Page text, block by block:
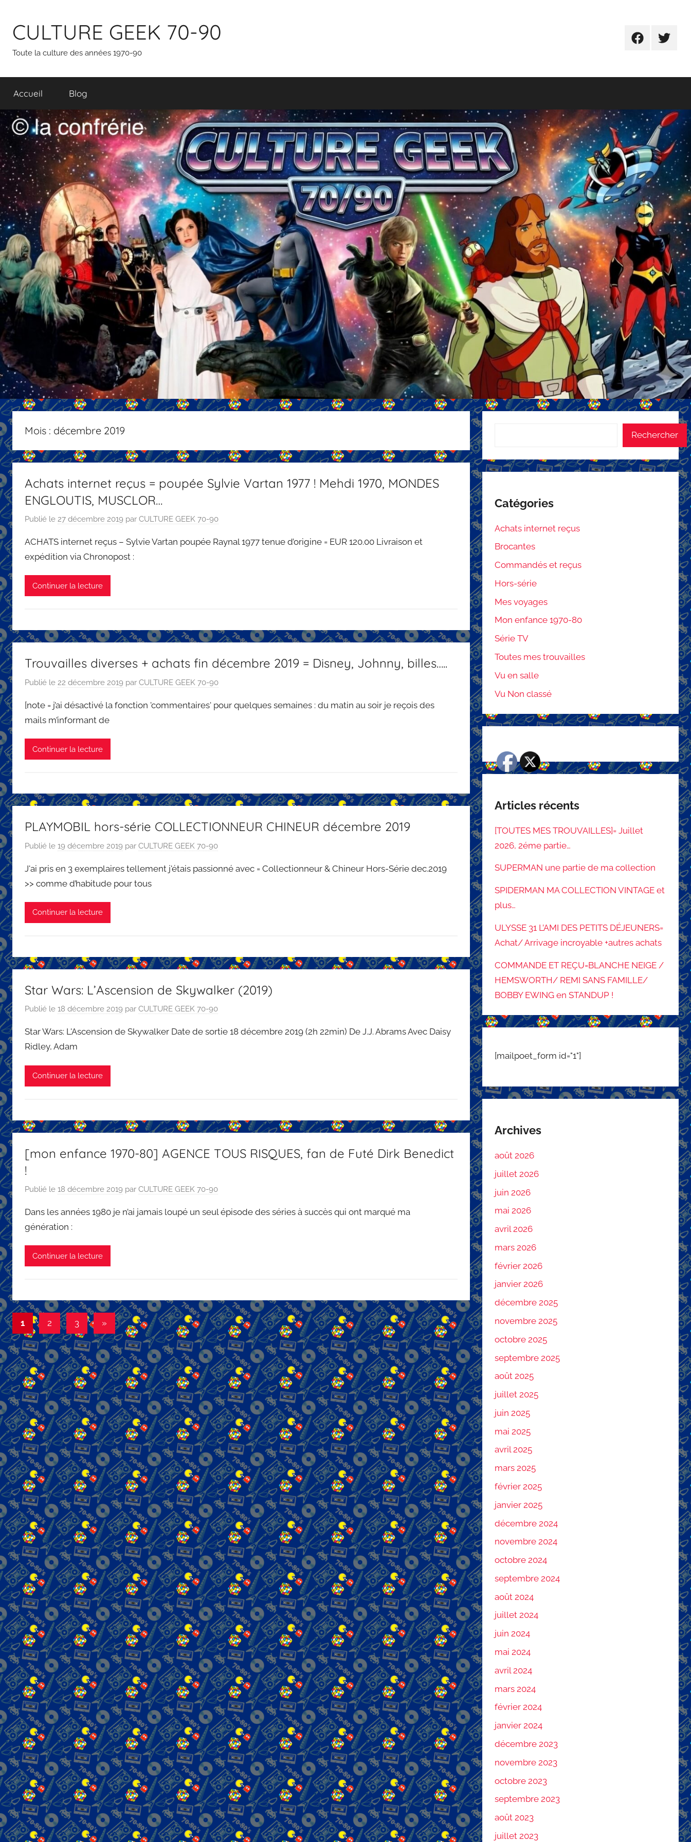
contenu
CULTURE GEEK 70-90
Toute la culture des années 1970-90
FB TW
Accueil Blog
Mois : décembre 2019
Achats internet reçus = poupée Sylvie Vartan 1977 ! Mehdi 1970, MONDES
ENGLOUTIS, MUSCLOR…
Publié le 27 décembre 2019 par CULTURE GEEK 70-90
ACHATS internet reçus – Sylvie Vartan poupée Raynal 1977 tenue d’origine = EUR 120.00 Livraison et
expédition via Chronopost :
Continuer la lecture
Trouvailles diverses + achats fin décembre 2019 = Disney, Johnny, billes…..
Publié le 22 décembre 2019 par CULTURE GEEK 70-90
[note = j’ai désactivé la fonction 'commentaires' pour quelques semaines : du matin au soir je reçois des
mails m’informant de
Continuer la lecture
PLAYMOBIL hors-série COLLECTIONNEUR CHINEUR décembre 2019
Publié le 19 décembre 2019 par CULTURE GEEK 70-90
J'ai pris en 3 exemplaires tellement j'étais passionné avec = Collectionneur & Chineur Hors-Série dec.2019
>> comme d’habitude pour tous
Continuer la lecture
Star Wars: L’Ascension de Skywalker (2019)
Publié le 18 décembre 2019 par CULTURE GEEK 70-90
Star Wars: L'Ascension de Skywalker Date de sortie 18 décembre 2019 (2h 22min) De J.J. Abrams Avec Daisy
Ridley, Adam
Continuer la lecture
[mon enfance 1970-80] AGENCE TOUS RISQUES, fan de Futé Dirk Benedict
!
Publié le 18 décembre 2019 par CULTURE GEEK 70-90
Dans les années 1980 je n’ai jamais loupé un seul épisode des séries à succès qui ont marqué ma
génération :
Continuer la lecture
Pagination
des
publications
1 2 3
Articles
suivants
»
Rechercher
Catégories
Achats internet reçus
Brocantes
Commandés et reçus
Hors-série
Mes voyages
Mon enfance 1970-80
Série TV
Toutes mes trouvailles
Vu en salle
Vu Non classé
Articles récents
[TOUTES MES TROUVAILLES]= Juillet
2026, 2éme partie…
SUPERMAN une partie de ma collection
SPIDERMAN MA COLLECTION VINTAGE et
plus…
ULYSSE 31 L’AMI DES PETITS DÉJEUNERS=
Achat/ Arrivage incroyable +autres achats
COMMANDE ET REÇU=BLANCHE NEIGE /
HEMSWORTH/ REMI SANS FAMILLE/
BOBBY EWING en STANDUP !
[mailpoet_form id="1"]
Archives
août 2026
juillet 2026
juin 2026
mai 2026
avril 2026
mars 2026
février 2026
janvier 2026
décembre 2025
novembre 2025
octobre 2025
septembre 2025
août 2025
juillet 2025
juin 2025
mai 2025
avril 2025
mars 2025
février 2025
janvier 2025
décembre 2024
novembre 2024
octobre 2024
septembre 2024
août 2024
juillet 2024
juin 2024
mai 2024
avril 2024
mars 2024
février 2024
janvier 2024
décembre 2023
novembre 2023
octobre 2023
septembre 2023
août 2023
juillet 2023